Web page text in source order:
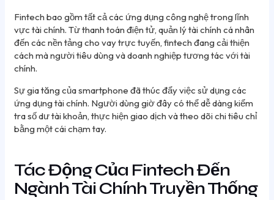
Fintech bao gồm tất cả các ứng dụng công nghệ trong lĩnh
vực tài chính. Từ thanh toán điện tử, quản lý tài chính cá nhân
đến các nền tảng cho vay trực tuyến, fintech đang cải thiện
cách mà người tiêu dùng và doanh nghiệp tương tác với tài
chính.
Sự gia tăng của smartphone đã thúc đẩy việc sử dụng các
ứng dụng tài chính. Người dùng giờ đây có thể dễ dàng kiểm
tra số dư tài khoản, thực hiện giao dịch và theo dõi chi tiêu chỉ
bằng một cái chạm tay.
Tác Động Của Fintech Đến
Ngành Tài Chính Truyền Thống